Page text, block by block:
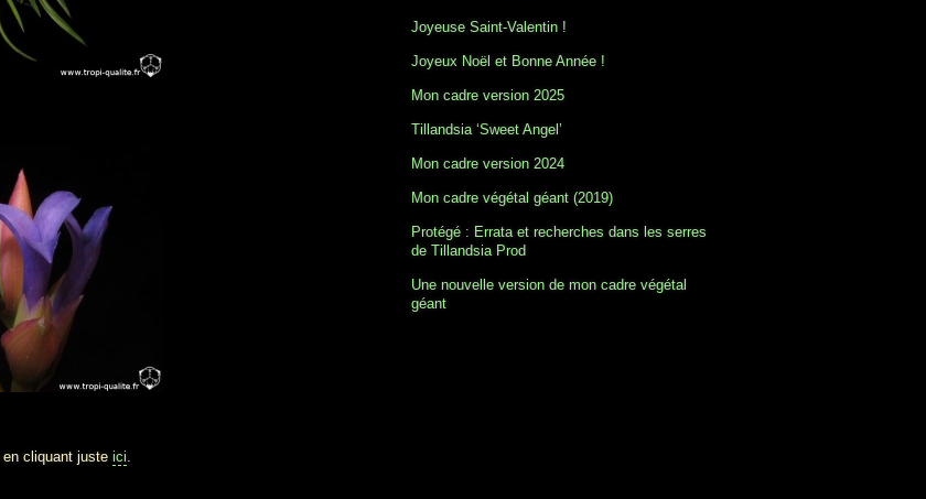
en cliquant juste ici.
Joyeuse Saint-Valentin !
Joyeux Noël et Bonne Année !
Mon cadre version 2025
Tillandsia ‘Sweet Angel’
Mon cadre version 2024
Mon cadre végétal géant (2019)
Protégé : Errata et recherches dans les serres
de Tillandsia Prod
Une nouvelle version de mon cadre végétal
géant